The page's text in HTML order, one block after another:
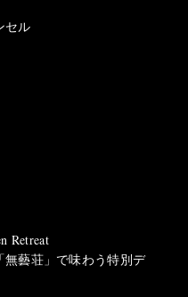
セル
Retreat
無藝荘」で味わう特別デ